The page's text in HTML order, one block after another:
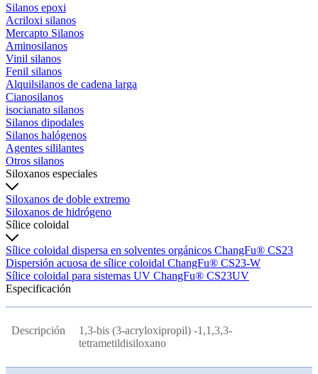
Silanos epoxi
Acriloxi silanos
Mercapto Silanos
Aminosilanos
Vinil silanos
Fenil silanos
Alquilsilanos de cadena larga
Cianosilanos
isocianato silanos
Silanos dipodales
Silanos halógenos
Agentes sililantes
Otros silanos
Siloxanos especiales
Siloxanos de doble extremo
Siloxanos de hidrógeno
Sílice coloidal
Sílice coloidal dispersa en solventes orgánicos ChangFu® CS23
Dispersión acuosa de sílice coloidal ChangFu® CS23-W
Sílice coloidal para sistemas UV ChangFu® CS23UV
Especificación
Descripción
1,3-bis (3-acryloxipropil) -1,1,3,3-
tetrametildisiloxano